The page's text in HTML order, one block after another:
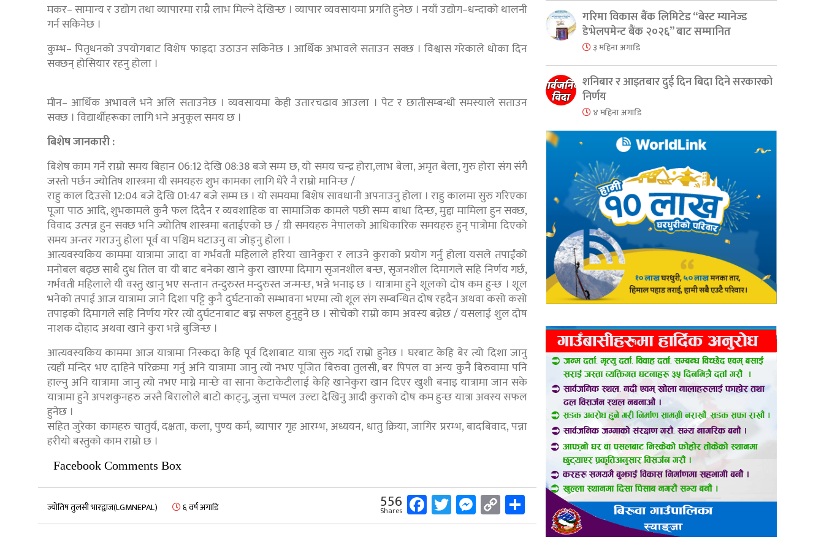
मकर– सामान्य र उद्योग तथा व्यापारमा राम्रै लाभ मिल्ने देखिन्छ । व्यापार व्यवसायमा प्रगति हुनेछ । नयाँ उद्योग–धन्दाको थालनी
गर्न सकिनेछ ।
कुम्भ– पितृधनको उपयोगबाट विशेष फाइदा उठाउन सकिनेछ । आर्थिक अभावले सताउन सक्छ । विश्वास गरेकाले धोका दिन
सक्छन् होसियार रहनु होला ।
मीन– आर्थिक अभावले भने अलि सताउनेछ । व्यवसायमा केही उतारचढाव आउला । पेट र छातीसम्बन्धी समस्याले सताउन
सक्छ । विद्यार्थीहरूका लागि भने अनुकूल समय छ ।
बिशेष जानकारी :
बिशेष काम गर्ने राम्रो समय बिहान 06:12 देखि 08:38 बजे सम्म छ, यो समय चन्द्र होरा,लाभ बेला, अमृत बेला, गुरु होरा संग संगै
जस्तो पर्छन ज्योतिष शास्त्रमा यी समयहरु शुभ कामका लागि धेरै नै राम्रो मानिन्छ /
राहु काल दिउसो 12:04 बजे देखि 01:47 बजे सम्म छ । यो समयमा बिशेष सावधानी अपनाउनु होला । राहु कालमा सुरु गरिएका
पूजा पाठ आदि, शुभकामले कुनै फल दिदैन र व्यवशाहिक वा सामाजिक कामले पछी सम्म बाधा दिन्छ, मुद्दा मामिला हुन सक्छ,
विवाद उत्पन्न हुन सक्छ भनि ज्योतिष शास्त्रमा बताईएको छ / य़ी समयहरु नेपालको आधिकारिक समयहरु हुन् पात्रोमा दिएको
समय अन्तर गराउनु होला पूर्व वा पश्चिम घटाउनु वा जोड्नु होला ।
आत्यवस्यकिय काममा यात्रामा जादा वा गर्भवती महिलाले हरिया खानेकुरा र लाउने कुराको प्रयोग गर्नु होला यसले तपाईंको
मनोबल बढ्छ साथै दुध तिल वा यी बाट बनेका खाने कुरा खाएमा दिमाग सृजनशील बन्छ, सृजनशील दिमागले सहि निर्णय गर्छ,
गर्भवती महिलाले यी वस्तु खानु भए सन्तान तन्दुरुस्त मन्दुरुस्त जन्मन्छ, भन्ने भनाइ छ । यात्रामा हुने शूलको दोष कम हुन्छ । शूल
भनेको तपाई आज यात्रामा जाने दिशा पट्टि कुनै दुर्घटनाको सम्भावना भएमा त्यो शूल संग सम्बन्धित दोष रहदैन अथवा कसो कसो
तपाइको दिमागले सहि निर्णय गरेर त्यो दुर्घटनाबाट बच्न सफल हुनुहुने छ । सोचेको राम्रो काम अवस्य बन्नेछ / यसलाई शुल दोष
नाशक दोहाद अथवा खाने कुरा भन्ने बुजिन्छ ।
आत्यवस्यकिय काममा आज यात्रामा निस्कदा केहि पूर्व दिशाबाट यात्रा सुरु गर्दा राम्रो हुनेछ । घरबाट केहि बेर त्यो दिशा जानु
त्यहाँ मन्दिर भए दाहिने परिक्रमा गर्नु अनि यात्रामा जानु त्यो नभए पूजित बिरुवा तुलसी, बर पिपल वा अन्य कुनै बिरुवामा पनि
हाल्नु अनि यात्रामा जानु त्यो नभए माग्ने मान्छे वा साना केटाकेटीलाई केहि खानेकुरा खान दिएर खुशी बनाइ यात्रामा जान सके
यात्रामा हुने अपशकुनहरु जस्तै बिरालोले बाटो काट्नु, जुत्ता चप्पल उल्टा देखिनु आदी कुराको दोष कम हुन्छ यात्रा अवस्य सफल
हुनेछ ।
सहित जुरेका कामहरु चातुर्य, दक्षता, कला, पुण्य कर्म, ब्यापार गृह आरम्भ, अध्ययन, धातु क्रिया, जागिर प्ररम्भ, बादबिवाद, पन्ना
हरीयो बस्तुको काम राम्रो छ ।
Facebook Comments Box
ज्योतिष तुलसी भारद्वाज(LGMNEPAL) ६ वर्ष अगाडि 556
Shares Facebook
Twitter
Messenger
Copy
Link
Share
गरिमा विकास बैंक लिमिटेड “बेस्ट म्यानेज्ड
डेभेलपमेन्ट बैंक २०२६” बाट सम्मानित
३ महिना अगाडि
शनिबार र आइतबार दुई दिन बिदा दिने सरकारको
निर्णय
४ महिना अगाडि